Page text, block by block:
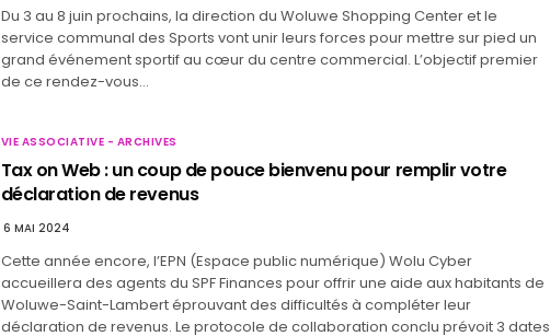
Du 3 au 8 juin prochains, la direction du Woluwe Shopping Center et le
service communal des Sports vont unir leurs forces pour mettre sur pied un
grand événement sportif au cœur du centre commercial. L’objectif premier
de ce rendez-vous…
VIE ASSOCIATIVE - ARCHIVES
Tax on Web : un coup de pouce bienvenu pour remplir votre
déclaration de revenus
6 MAI 2024
Cette année encore, l’EPN (Espace public numérique) Wolu Cyber
accueillera des agents du SPF Finances pour offrir une aide aux habitants de
Woluwe-Saint-Lambert éprouvant des difficultés à compléter leur
déclaration de revenus. Le protocole de collaboration conclu prévoit 3 dates